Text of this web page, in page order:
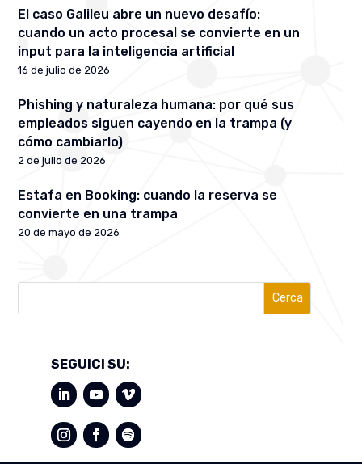
El caso Galileu abre un nuevo desafío:
cuando un acto procesal se convierte en un
input para la inteligencia artificial
16 de julio de 2026
Phishing y naturaleza humana: por qué sus
empleados siguen cayendo en la trampa (y
cómo cambiarlo)
2 de julio de 2026
Estafa en Booking: cuando la reserva se
convierte en una trampa
20 de mayo de 2026
Cerca
SEGUICI SU: